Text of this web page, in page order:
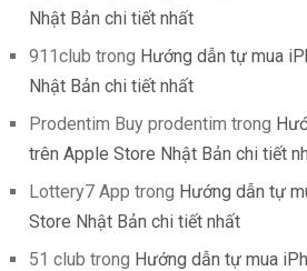
Nhật Bản chi tiết nhất
911club trong Hướng dẫn tự mua
Nhật Bản chi tiết nhất
Prodentim Buy prodentim trong
trên Apple Store Nhật Bản chi tiết
Lottery7 App trong Hướng dẫn tự
Store Nhật Bản chi tiết nhất
51 club trong Hướng dẫn tự mua